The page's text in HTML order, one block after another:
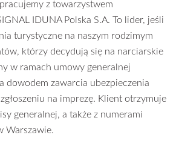
z towarzystwem
IDUNA Polska S.A. To lider, jeśli
turystyczne na naszym rodzimym
którzy decydują się na narciarskie
w ramach umowy generalnej
dowodem zawarcia ubezpieczenia
na imprezę. Klient otrzymuje
generalnej, a także z numerami
Warszawie.